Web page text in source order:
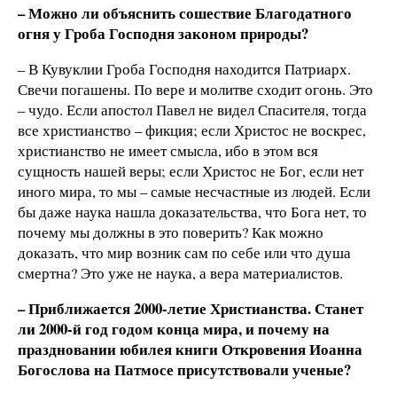
– Можно ли объяснить сошествие Благодатного
огня у Гроба Господня законом природы?
– В Кувуклии Гроба Господня находится Патриарх.
Свечи погашены. По вере и молитве сходит огонь. Это
– чудо. Если апостол Павел не видел Спасителя, тогда
все христианство – фикция; если Христос не воскрес,
христианство не имеет смысла, ибо в этом вся
сущность нашей веры; если Христос не Бог, если нет
иного мира, то мы – самые несчастные из людей. Если
бы даже наука нашла доказательства, что Бога нет, то
почему мы должны в это поверить? Как можно
доказать, что мир возник сам по себе или что душа
смертна? Это уже не наука, а вера материалистов.
– Приближается 2000-летие Христианства. Станет
ли 2000-й год годом конца мира, и почему на
праздновании юбилея книги Откровения Иоанна
Богослова на Патмосе присутствовали ученые?